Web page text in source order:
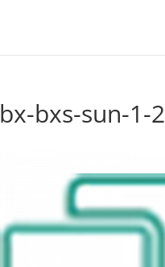
bx-bxs-sun-1-2